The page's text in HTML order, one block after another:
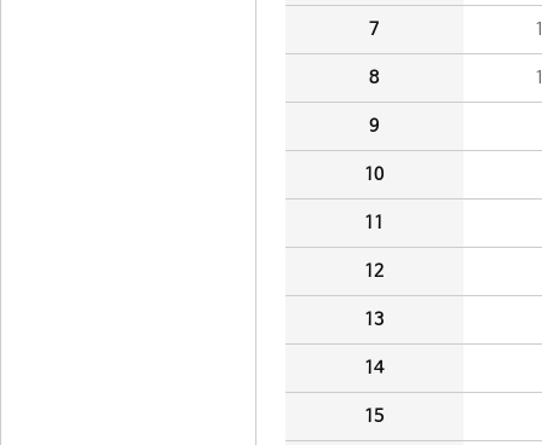
7
8
9
10
11
12
13
14
15